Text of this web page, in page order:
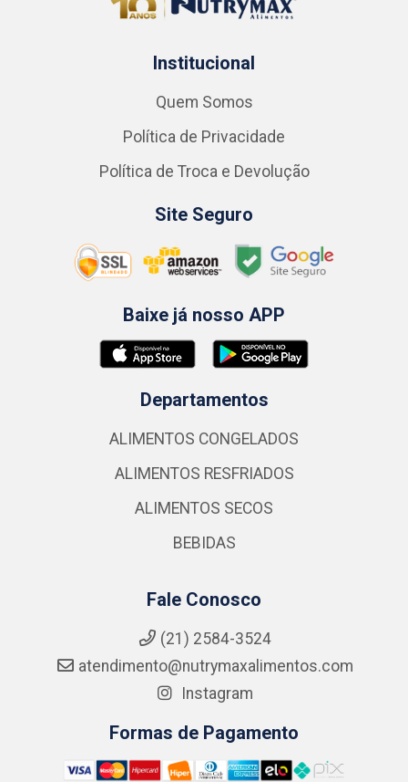
Institucional
Quem Somos
Política de Privacidade
Política de Troca e Devolução
Site Seguro
Baixe já nosso APP
Departamentos
ALIMENTOS CONGELADOS
ALIMENTOS RESFRIADOS
ALIMENTOS SECOS
BEBIDAS
Fale Conosco
(21) 2584-3524
atendimento@nutrymaxalimentos.com
Instagram
Formas de Pagamento